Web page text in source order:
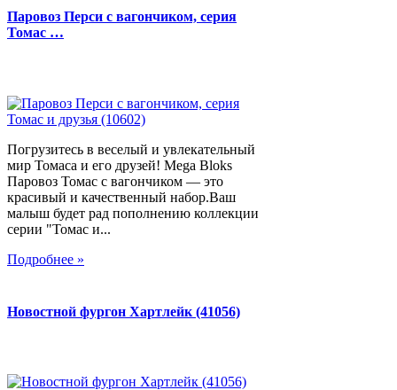
Паровоз Перси с вагончиком, серия
Томас …
Погрузитесь в веселый и увлекательный
мир Томаса и его друзей! Mega Bloks
Паровоз Томас с вагончиком — это
красивый и качественный набор.Ваш
малыш будет рад пополнению коллекции
серии "Томас и...
Подробнее »
Новостной фургон Хартлейк (41056)